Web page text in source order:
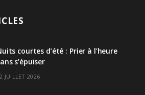
courtes d’été : Prier à l’heure
s’épuiser
JUILLET 2026